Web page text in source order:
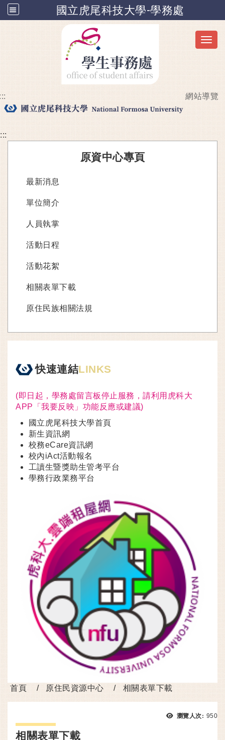
國立虎尾科技大學-學務處
網站導覽
:::
原資中心專頁
最新消息
單位簡介
人員執掌
活動日程
活動花絮
相關表單下載
原住民族相關法規
快速連結LINKS
(即日起，學務處留言板停止服務，請利用虎科大
APP「我要反映」功能反應或建議)
國立虎尾科技大學首頁
新生資訊網
校務eCare資訊網
校內iAct活動報名
工讀生暨獎助生管考平台
學務行政業務平台
首頁 原住民資源中心 相關表單下載
瀏覽人次: 瀏覽
950
相關表單下載